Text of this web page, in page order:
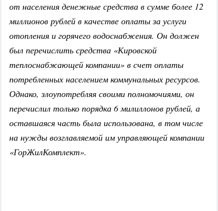
от населения денежные средства в сумме более 12
миллионов рублей в качестве оплаты за услуги
отопления и горячего водоснабжения. Он должен
был перечислить средства «Кировской
теплоснабжающей компании» в счет оплаты
потребленных населением коммунальных ресурсов.
Однако, злоупотребляя своими полномочиями, он
перечислил только порядка 6 милиллонов рублей, а
оставшаяся часть была использована, в том числе
на нужды возглавляемой им управляющей компании
«ГорЖилКомплект».